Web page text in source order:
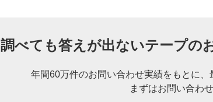
調べても答えが出ないテープの
年間60万件のお問い合わせ実績をもとに、
まずはお問い合わ